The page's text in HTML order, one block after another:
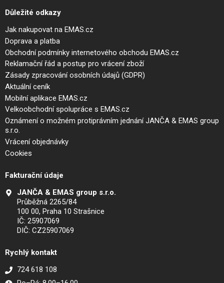
Důležité odkazy
Jak nakupovat na EMAS.cz
Doprava a platba
Obchodní podmínky internetového obchodu EMAS.cz
Reklamační řád a postup pro vrácení zboží
Zásady zpracování osobních údajů (GDPR)
Aktuální ceník
Mobilní aplikace EMAS.cz
Velkoobchodní spolupráce s EMAS.cz
Oznámení o možném protiprávním jednání JANČA & EMAS group
s.r.o.
Vrácení objednávky
Cookies
Fakturační údaje
JANČA & EMAS group s.r.o.
Průběžná 2265/84
100 00, Praha 10 Strašnice
IČ: 25907069
DIČ: CZ25907069
Rychlý kontakt
724 618 108